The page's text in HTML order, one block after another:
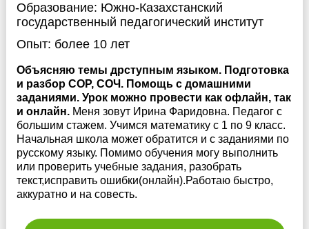
Образование: Южно-Казахстанский
государственный педагогический институт
Опыт: более 10 лет
Объясняю темы дрступным языком. Подготовка
и разбор СОР, СОЧ. Помощь с домашними
заданиями. Урок можно провести как офлайн, так
и онлайн. Меня зовут Ирина Фаридовна. Педагог с
большим стажем. Учимся математику с 1 по 9 класс.
Начальная школа может обратится и с заданиями по
русскому языку. Помимо обучения могу выполнить
или проверить учебные задания, разобрать
текст,исправить ошибки(онлайн).Работаю быстро,
аккуратно и на совесть.